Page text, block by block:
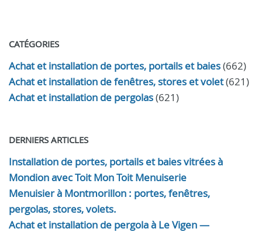
CATÉGORIES
Achat et installation de portes, portails et baies(662)
Achat et installation de fenêtres, stores et volet(621)
Achat et installation de pergolas(621)
DERNIERS ARTICLES
Installation de portes, portails et baies vitrées à
Mondion avec Toit Mon Toit Menuiserie
Menuisier à Montmorillon : portes, fenêtres,
pergolas, stores, volets.
Achat et installation de pergola à Le Vigen —